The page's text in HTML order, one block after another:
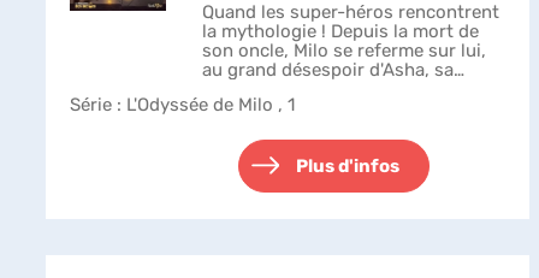
Quand les super-héros rencontrent
la mythologie ! Depuis la mort de
son oncle, Milo se referme sur lui,
au grand désespoir d'Asha, sa
lors d'une visite au musée, quand
Série : L'Odyssée de Milo , 1
Plus d'infos